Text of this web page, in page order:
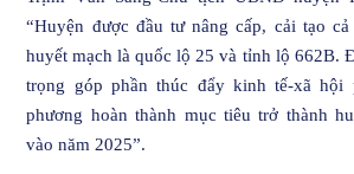
“Huyện được đầu tư nâng cấp, cải tạo
huyết mạch là quốc lộ 25 và tỉnh lộ 662B.
trọng góp phần thúc đẩy kinh tế-xã hội
phương hoàn thành mục tiêu trở thành
vào năm 2025”.